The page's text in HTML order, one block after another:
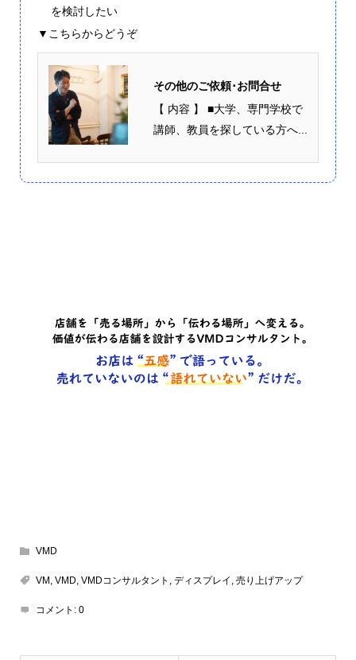
を検討したい
▼こちらからどうぞ
その他のご依頼･お問合せ
【 内容 】 ■大学、専門学校で
講師、教員を探している方へ...
VMD
VM VMD VMDコンサルタント ディスプレイ 売り上げアップ
コメント: 0